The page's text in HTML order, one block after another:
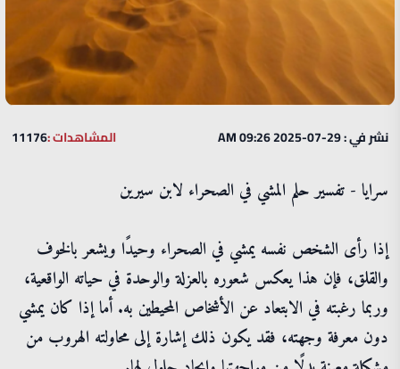
نشر في : 29-07-2025 09:26 AM المشاهدات :11176
سرايا - تفسير حلم المشي في الصحراء لابن سيرين
إذا رأى الشخص نفسه يمشي في الصحراء وحيدًا ويشعر بالخوف
والقلق، فإن هذا يعكس شعوره بالعزلة والوحدة في حياته الواقعية،
وربما رغبته في الابتعاد عن الأشخاص المحيطين به. أما إذا كان يمشي
دون معرفة وجهته، فقد يكون ذلك إشارة إلى محاولته الهروب من